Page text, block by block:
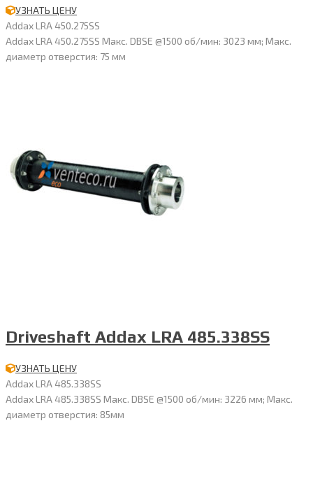
УЗНАТЬ ЦЕНУ
Addax LRA 450.275SS
Addax LRA 450.275SS Макс. DBSE @1500 об/мин: 3023 мм; Макс.
диаметр отверстия: 75 мм
Driveshaft Addax LRA 485.338SS
УЗНАТЬ ЦЕНУ
Addax LRA 485.338SS
Addax LRA 485.338SS Макс. DBSE @1500 об/мин: 3226 мм; Макс.
диаметр отверстия: 85мм